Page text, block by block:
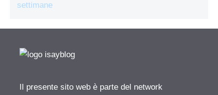
settimane
Il presente sito web è parte del network